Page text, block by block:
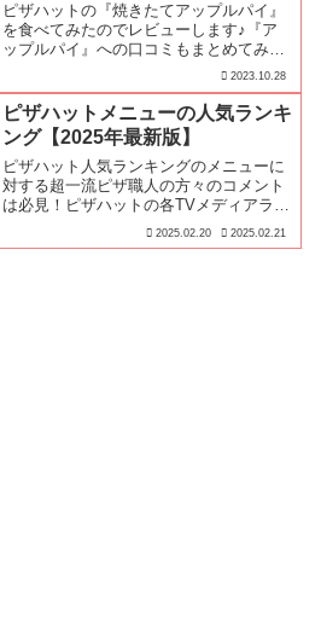
ピザハットの『焼きたてアップルパイ』
を食べてみたのでレビューします♪『ア
ップルパイ』への口コミもまとめてみま
したのでご注文される際に参考してみて
ください！
2023.10.28
ピザハットメニューの人気ランキ
ング【2025年最新版】
ピザハット人気ランキングのメニューに
対する超一流ピザ職人の方々のコメント
は必見！ピザハットの各TVメディアラン
キングやピザハット公式ランキングを集
計したピザハット最強ランキングを紹介
2025.02.20 2025.02.21